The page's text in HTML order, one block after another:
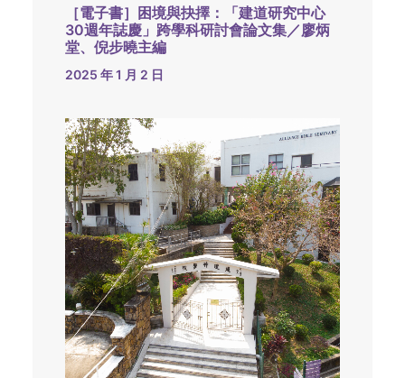
［電子書］困境與抉擇：「建道研究中心
30週年誌慶」跨學科研討會論文集／廖炳
堂、倪步曉主編
2025 年 1 月 2 日